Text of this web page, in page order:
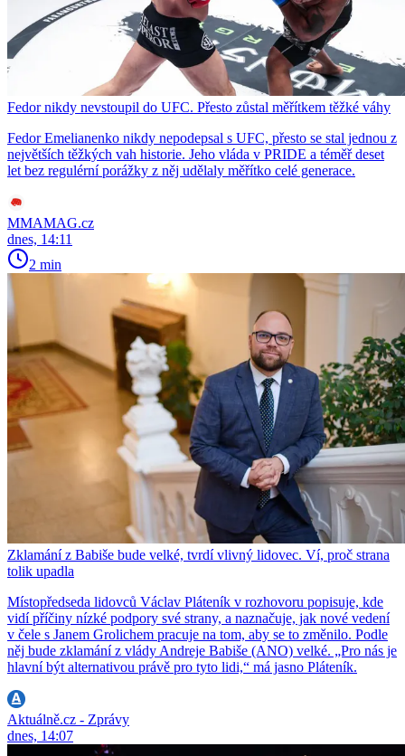
Fedor nikdy nevstoupil do UFC. Přesto zůstal měřítkem těžké váhy
Fedor Emelianenko nikdy nepodepsal s UFC, přesto se stal jednou z
největších těžkých vah historie. Jeho vláda v PRIDE a téměř deset
let bez regulérní porážky z něj udělaly měřítko celé generace.
MMAMAG.cz
dnes, 14:11
2 min
Zklamání z Babiše bude velké, tvrdí vlivný lidovec. Ví, proč strana
tolik upadla
Místopředseda lidovců Václav Pláteník v rozhovoru popisuje, kde
vidí příčiny nízké podpory své strany, a naznačuje, jak nové vedení
v čele s Janem Grolichem pracuje na tom, aby se to změnilo. Podle
něj bude zklamání z vlády Andreje Babiše (ANO) velké. „Pro nás je
hlavní být alternativou právě pro tyto lidi,“ má jasno Pláteník.
Aktuálně.cz - Zprávy
dnes, 14:07